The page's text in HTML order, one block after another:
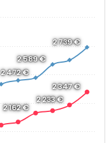
2 162 €
2 233 €
2 347 €
2 472 €
2 589 €
2 739 €